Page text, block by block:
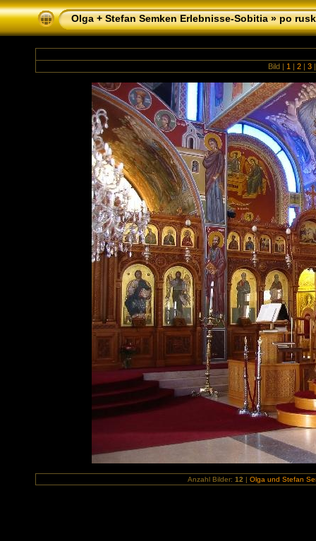
Olga + Stefan Semken Erlebnisse-Sobitia»po
Bild | 1 | 2 | 3 |
Anzahl Bilder: 12 | Olga und Stefan